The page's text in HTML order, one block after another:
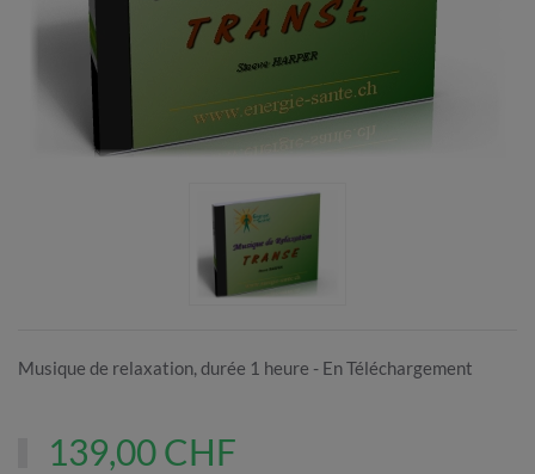
Musique de relaxation, durée 1 heure - En Téléchargement
139,00 CHF